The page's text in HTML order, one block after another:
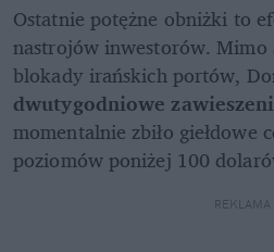
Ostatnie potężne obniżki to
nastrojów inwestorów. Mimo
dwutygodniowe
momentalnie zbiło giełdowe
poziomów poniżej 100
REKLAMA